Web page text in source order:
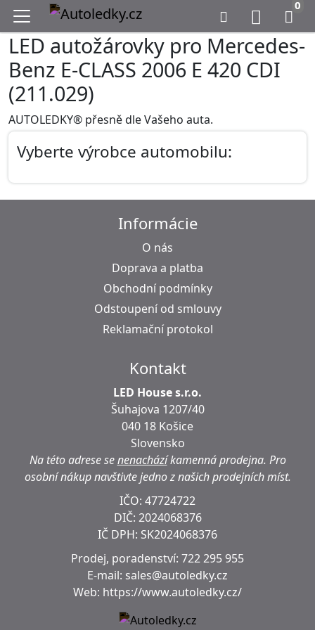
0
LED autožárovky pro Mercedes-
Benz E-CLASS 2006 E 420 CDI
(211.029)
AUTOLEDKY® přesně dle Vašeho auta.
Vyberte výrobce automobilu:
Informácie
O nás
Doprava a platba
Obchodní podmínky
Odstoupení od smlouvy
Reklamační protokol
Kontakt
LED House s.r.o.
Šuhajova 1207/40
040 18 Košice
Slovensko
Na této adrese senenacházíkamenná prodejna. Pro
osobní nákup navštivte jedno z našich prodejních míst.
IČO: 47724722
DIČ: 2024068376
IČ DPH: SK2024068376
Prodej, poradenství: 722 295 955
E-mail: sales@autoledky.cz
Web: https://www.autoledky.cz/